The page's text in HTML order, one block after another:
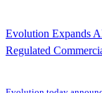
Evolution Expands
Regulated